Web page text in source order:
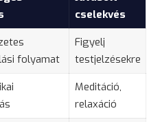
cselekvés
folyamat
Figyelj
testjelzésekre
Meditáció,
relaxáció